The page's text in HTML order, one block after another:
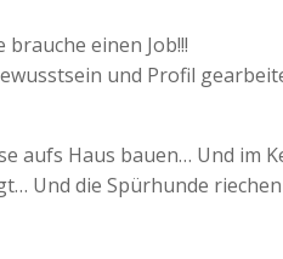
einen Job!!!
und Profil
aufs Haus bauen… Und im
Und die Spürhunde